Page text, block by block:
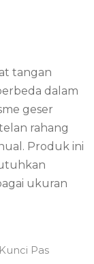
tangan
dalam
geser
rahang
Produk ini
ukuran
Kunci Pas